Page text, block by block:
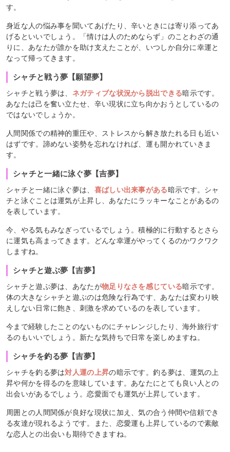
す。
身近な人の悩み事を聞いてあげたり、辛いときには寄り添ってあ
げるといいでしょう。「情けは人のためならず」のことわざの通
りに、あなたが誰かを助け支えたことが、いつしか自分に幸運と
なって帰ってきます。
シャチと戦う夢【願望夢】
シャチと戦う夢は、 ネガティブな状況から脱出できる暗示です。
あなたは己を奮い立たせ、辛い現状に立ち向かおうとしているの
ではないでしょうか。
人間関係での精神的重圧や、ストレスから解き放たれる日も近い
はずです。諦めない姿勢を忘れなければ、運も開かれていきま
す。
シャチと一緒に泳ぐ夢【吉夢】
シャチと一緒に泳ぐ夢は、 喜ばしい出来事がある暗示です。シャ
チと泳ぐことは運気が上昇し、あなたにラッキーなことがあるの
を表しています。
今、やる気もみなぎっているでしょう。積極的に行動するとさら
に運気も高まってきます。どんな幸運がやってくるのかワクワク
しますね。
シャチと遊ぶ夢【吉夢】
シャチと遊ぶ夢は、あなたが物足りなさを感じている暗示です。
体の大きなシャチと遊ぶのは危険な行為です、あなたは変わり映
えしない日常に飽き、刺激を求めているのを表しています。
今まで経験したことのないものにチャレンジしたり、海外旅行す
るのもいいでしょう。新たな気持ちで日常を楽しめますね。
シャチを釣る夢【吉夢】
シャチを釣る夢は対人運の上昇の暗示です。釣る夢は、運気の上
昇や何かを得るのを意味しています。あなたにとても良い人との
出会いがあるでしょう。恋愛面でも運気が上昇しています。
周囲との人間関係が良好な現状に加え、気の合う仲間や信頼でき
る友達が現れるようです。また、恋愛運も上昇しているので素敵
な恋人との出会いも期待できますね。